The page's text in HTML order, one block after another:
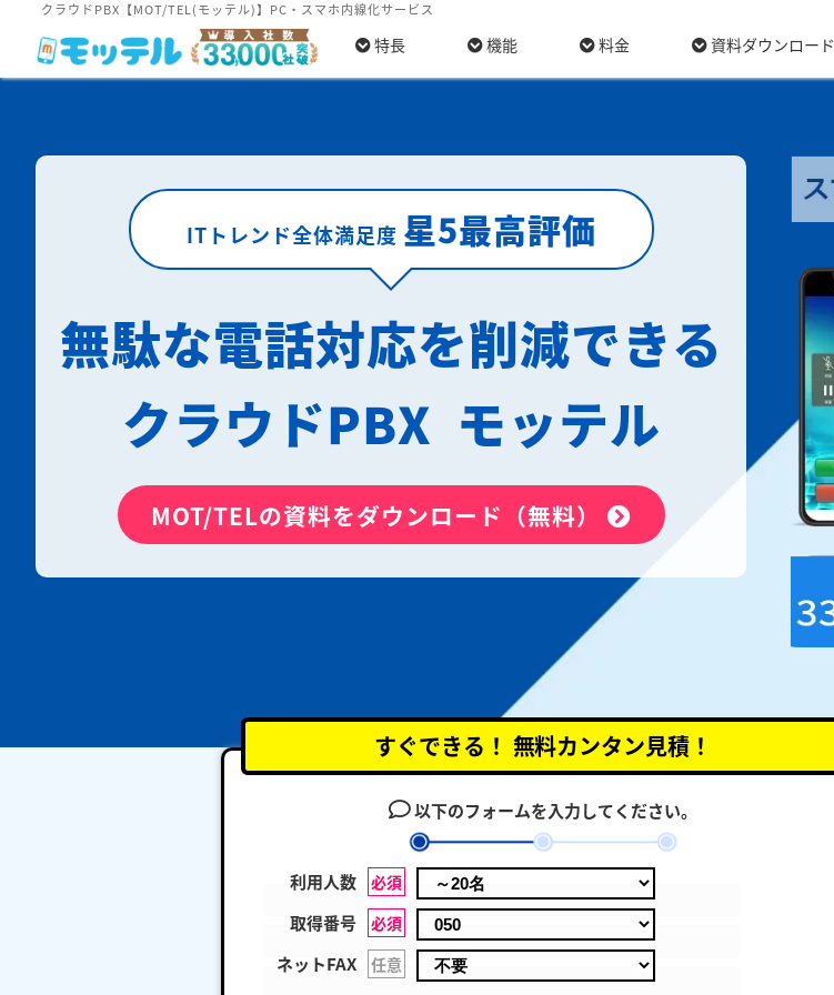
クラウドPBX【MOT/TEL(モッテル)】PC・スマホ内線化サービス
特長 機能 料金 資料ダウンロード
ITトレンド全体満足度 星5最高評価
無駄な電話対応を削減できる
クラウドPBX モッテル
MOT/TELの資料をダウンロード（無料）
すぐできる！ 無料カンタン見積！
以下のフォームを入力してください。
利用人数 必須
取得番号 必須
ネットFAX 任意